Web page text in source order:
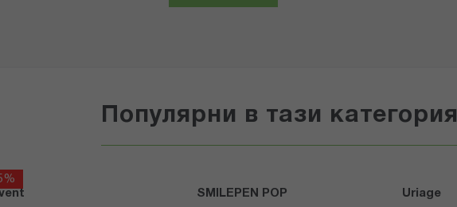
Популярни в тази категория
SMILEPEN POP Uriage